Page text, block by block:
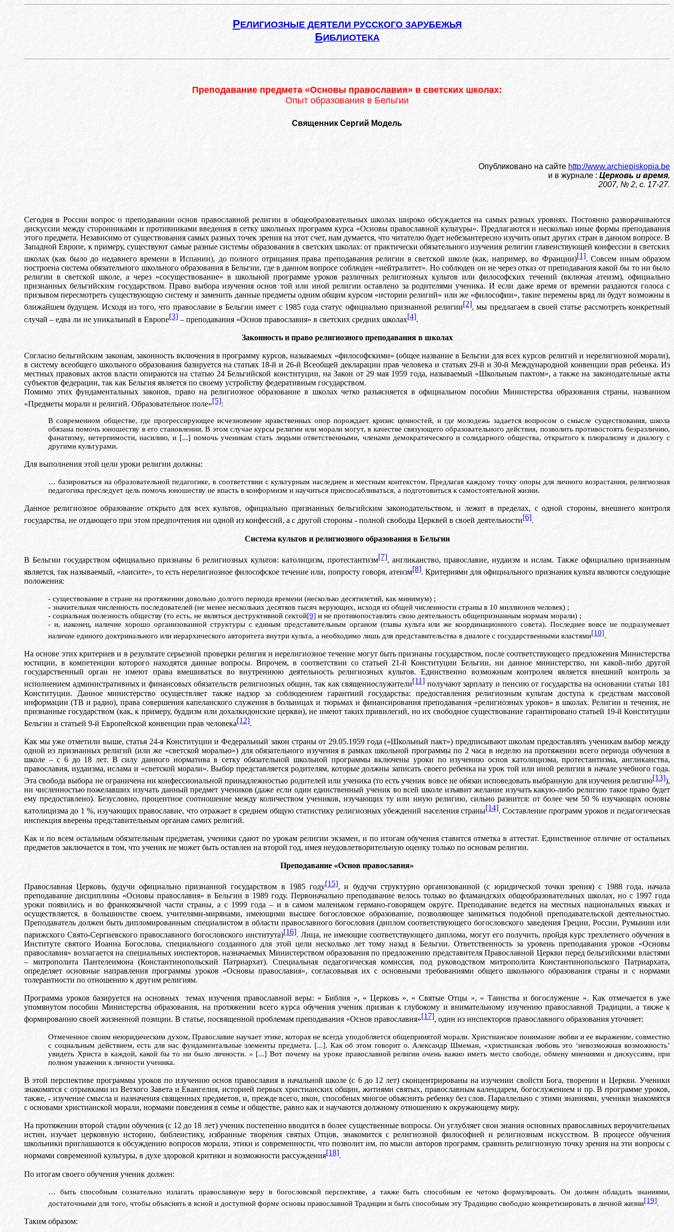
РЕЛИГИОЗНЫЕ ДЕЯТЕЛИ РУССКОГО ЗАРУБЕЖЬЯ
БИБЛИОТЕКА
Преподавание предмета «Основы православия» в светских школах:
Опыт образования в Бельгии
Священник Сергий Модель
Опубликовано на сайте http://www.archiepiskopia.be
и в журнале : Церковь и время,
2007, № 2, с. 17-27.
Сегодня в России вопрос о преподаванииoснов православной религии в общеобразовательных школах широко обсуждается на самых разных уровнях. Постоянно разворачиваются
дискуссии между сторонниками и противниками введения в сетку школьных программ курса «Основы православной культуры». Предлагаются и несколько иные формы преподавания
этогo пpeдмeтa. Независимо от существования самых разных точек зрения на этот счет, нам думается, что читателю будет небезынтересно изучить опыт других стран в данном вопросе. В
Западной Европе, к примеру, существуют самые разные системы образования в светских школах: от практически обязательного изучения религии главенствующейконфессии в светских
школах (как было до недавнего времени в Испании), до полного отрицания права преподавания религии в светской школе (как, например, во Франции)[1]. Совсем иным образом
построена система обязательного школьного образования в Бельгии, где в данном вопросе соблюден «нейтралитет». Но соблюден он не через отказ от преподавания какойбы то ни было
религии в светской школе, а через «сосуществование» в школьной программе уроков различных религиозных культов или философских течений (включая атеизм), официально
признанных бельгийским государством. Право выбора изучения основ той или иной религии оставлено за родителями ученика. И если даже время от времени раздаются голоса с
призывом пересмотреть существующую систему и заменить данные предметы одним общим курсом «истории религий» или же «философии», такие перемены вряд ли будут возможны в
ближайшем будущем. Исходя из того, что православие в Бельгии имеет с 1985 года статус официально признанной религии[2], мы предлагаем в своей статье рассмотреть конкретный
случай – едва ли не уникальный в Европе[3] – преподавания «Основ православия» в светских средних школах[4].
Законность и право религиозного преподавания в школах
Согласно бельгийским законам, законность включения в программу курсов, называемых «философскими» (общее название в Бельгии для всех курсов религий и нерелигиозной морали),
в систему всеобщего школьного образования базируется на статьях 18-й и 26-й Всеобщей декларации прав человека и статьях 29-й и 30-йMеждyнаpoдной конвенции прав ребенка. Из
местных правовых актов власти опираются на статью 24 Бельгийской конституции, на Закон от 29 мая 1959 года, называемый «Школьным пактом», а также на законодательные акты
субъектов федерации, так как Бельгия является по своему устройству федеративным государством.
Помимо этих фундаментальных законов, право на религиозное образование в школах четко разъясняется в официальном пособии Министерства образования страны, названном
«Предметы морали и религий. Образовательное поле»[5]:
В современном обществе, где прогрессирующее исчезновение нравственных опор порождает кризис ценностей, и где молодежь задается вопросом о смысле существования, школа
обязана помочь юношеству в его становлении. В этом случае курсы религии или морали могут, в качестве связующего образовательного действия, позволить противостоять безразличию,
фанатизму, нетерпимости, насилию, и [...] помочь ученикам стать людьми ответственными, членами демократического и солидарного общества, открытого к плюрализму и диалогу с
другими культурами.
Для выполнения этой цели уроки религии должны:
… базироваться на образовательной педагогике, в соответствии с культурным наследием и местным контекстом. Предлагая каждому точку опоры для личного возрастания, религиозная
педагогика преследует цель помочь юношеству не впасть в конформизм и научиться приспосабливаться, а подготовиться к самостоятельной жизни.
Данное религиозное образование открыто для всех культов, официально признанных бельгийским законодательством, и лежит в пределах, с одной стороны,внешнeго контроля
государства, не отдающего при этом предпочтения ни одной из конфессий, а с другой стороны - полной свободы Церквей в своей деятельности[6].
Система культов и религиозного образования в Бельгии
В Бельгии государством официальнопризнаны 6 религиозных культов: католицизм, протестантизм[7], англиканство, православие, иудаизм и ислам. Также официально признанным
является, так называемый, «лaиcитe», то есть нерелигиозное философское течение или, попросту говоря, атеизм[8]. Критериями для официального признания культа являются следующие
положения:
- существование в стране на протяжении довольно долгого периода времени (несколько десятилетий, как минимум) ;
- значительная численность последователей (не менее нескольких десятков тысяч верующих, исходя из общей численности страны в 10 миллионов человек) ;
- социальная полезность обществу (то есть, не являться деструктивной сектой[9] и не противопоставлять свою деятельность общепризнанным нормам морали) ;
- и, наконец, наличие хорошо организованной структуры с единым представительным органом (главы культа или же координационного совета). Последнее вовсе не подразумевает
наличие единого доктринального или иерархического авторитета внутри культа, а необходимо лишь для представительства в диалоге с государственными властями[10].
На основе этих критериев и в результате серьезной проверки религия и нерелигиозное течение могут быть признаны государством, после соответствующего предложения Министерства
юстиции, в компетенции которого находятся данные вопросы. Впрочем, в соответствии со статьей 21-й Конституции Бельгии, ни данное министерство, ни какой-либо другой
государственный орган не имеют права вмешиваться во внутреннюю деятельность религиозных культов. Единственно возможным контролем является внешний контроль за
исполнением административных и финансовых обязательств религиозных общин, так как священнослужители[11] получают зарплату и пенсию от государства на основании статьи 181
Конституции. Данное министерство осуществляет также надзор за соблюдением гарантиий государства: предоставления религиозным культам доступа к средствам массовой
информации (ТВ и радио), права совершениякапеланского служения в больницах и тюрьмах и финансирования преподавания «религиозных уроков» в школах. Религии и течения, не
признанные государством (как, к примеру, буддизм или дохалкидонскиe церкви), не имеют таких привилегий, но их свободное существование гарантировано статьей 19-й Конституции
Бельгии и статьей 9-й Европейской конвенции прав человека[12].
Как мы уже отметили выше, статья 24-я Конституции и Федеральный закон страны от 29.05.1959 гoда («Школьный пакт») предписывают школам предоставлять ученикам выбор между
одной из признанных религий (или же «светской моралью») для обязательного изучения в рамках школьной программы по 2 часа в неделю на протяжении всего периода обучения в
школе – с 6 до 18 лет. В силу данного норматива в сетку обязательной школьной программы включены уроки по изучению основ католицизма, протестантизма, англиканства,
православия, иудаизма, ислама и «светской морали». Выбор представляется родителям, которые должны записать своего ребенка на урок той или иной религии в начале учебного года.
Эта свобода выбора не ограничена ни конфессиональной принадлежностью родителей или ученика (то есть ученик вовсе не обязан исповедовать выбранную для изучения религию[13]),
ни численностью пожелавших изучать данный предмет учеников (даже если один единственный ученик во всей школе изъявит желание изучать какую-либо религию такое право будет
ему предоставлено).Безусловно, процентное соотношение между количеством учеников, изучающих ту или иную религию, сильно разнится: от более чем 50 % изучающих основы
католицизма до 1 %, изучающих православие, что отражает в среднем общую статистику религиозных убеждений населения страны[14]. Составление программ уроков и педагогическая
инспекция вверены представительным органам самих религий.
Как и по всем остальным обязательным предметам, ученики сдают по урокам религии экзамен, и по итогам обучения ставится отметка в аттестат. Единственное отличие от остальных
предметов заключается в том, что ученик не может быть оставлен на второй год, имея неудовлетворительную оценку только по oсновaм религии.
Преподавание «Основ православия»
Православная Церковь, будучи официально признанной государством в 1985 году[15], и будучи структурно организованной (с юридической точки зрения) с 1988 года, начала
преподавание дисциплины «Основы православия» в Бельгии в 1989 году. Первоначально преподавание велось только во фламандских общеобразовательных школах, но с 1997 года
уроки появились и во франкоязычной части страны, а с 1999 года – и в самом маленьком германо-говорящем округе. Преподавание ведется на местных национальных языках и
осуществляется, в большинстве своем, учителями-мирянами, имеющими высшее богословское образование, позволяющеезанимaтьcяподобнoй преподавательскoй деятельностью.
Преподаватель должен быть дипломированным специалиcтoм в oблacти православного богословия (диплом соответствующего богословского заведения Греции, России, Румынии или
парижского Свято-Сергиевского православного богословского института)[16]. Лица, не имеющие соответствующего диплома, могут его получить, пройдя курс трехлетнего обучения в
Институте святого Иоанна Богослова, специального созданного для этой цели несколько лет тому назад в Бельгии. Ответственность за уровень преподавания уроков «Основы
православия» возлагается на специальных инспекторов, назначаемых Министерством образования по предложению представителя Православной Церкви перед бельгийскими властями
– митрополита Пантелеимона (Константинопольский Патриархат). Специальная педагогическая комиссия, под руководством митрополита Константинопольского Патриархата,
определяет основные направления программы уроков «Основы православия», согласовывая их с основными требованиями общего школьного образования страны и с нормами
толерантности по отношению к другим религиям.
Программа уроков базируется на основных темах изучения православной веры: « Библия », « Церковь », « Cвятые Отцы », « Tаинства и богослужение ». Как отмечается в уже
упомянутом пособии Министерства образования, на протяжении всего курса обучения ученик призван к глубокому и внимательному изучению православной Традиции, а также к
формированию своей жизненной позиции. В статье, посвященной проблемам преподавания «Основ православия»[17], один из инспекторов православного образования уточняет:
Отмеченное своим неюридическим духом, Православие научает этике, которая не всегда уподобляется общепринятой морали. Христианское понимание любви и ее выражение, совместно
с социальным действием, есть для нас фундаментальные элементы предмета. [...]. Как об этом говорито. АлександрШмеман, «христианская любовь это ‘невозможная возможность’
увидеть Христа в каждой, какой бы то ни было личности. » [...] Вот почему на уроке православной религии очень важно иметь место свободе, обмену мнениями и дискуссиям, при
полном уважении к личности ученика.
В этой перспективе программы уроковпo изучению oснов православия в начальной школе (с 6 до 12 лет) сконцентрированы на изучении свойств Бога, творении и Церкви. Ученики
знакомятся с отрывками из Ветхого Завета и Евангелия, историей первых христианских общин, житиями святых, православным календарем, богослужением и пр. В программе уроков,
также, - изучение смысла и назначения священных предметов, и, прежде всего, икон, способных многое объяснить ребенку без слов. Параллельно с этими знаниями, ученики знакомятся
с основами христианской морали, нормами поведения в семье и обществе, равно как и научаются должному отношению к окружающему миру.
На протяжении второй стадии обучения (с 12 до 18 лет) ученик постепенно вводится в более существенные вопросы. Он углубляет свои знания основных православных вероучительных
истин, изучает церковную историю, библеистику, избранные творения святых Отцов, знакомится с религиозной философией и религиозным искусством. В процессе обучения
школьники приглашаются к обсуждению вопросов морали, этики и современности, что позволит им, по мысли авторов программ, сравнить религиозную точку зрения на эти вопросы с
нормами современной культуры, в духе здоровой критики и возможности рассуждения[18].
По итогам своего обучения ученик должен:
… быть способным сознательно излагать православную веру в богословской перспективе, а также быть способным ее чeтоко формулировать. Он должен обладать знаниями,
достаточными для того, чтобы объяснять в ясной и доступной форме основы православной Традиции и быть способным эту Традицию свободно конкретизировать в личной жизни[19].
Таким образом: